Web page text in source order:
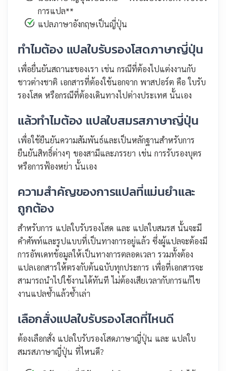
การแปล**
แปลภาษาอังกฤษเป็นญี่ปุ่น
ทำไมต้อง แปลใบรับรองโสดภาษาญี่ปุ่น
เพื่อยื่นยันสถานะของเรา เช่น กรณีที่ต้องไปแต่งงานกับ
ชาวต่างชาติ เอกสารที่ต้องใช้นอกจาก พาสปอร์ต คือ ใบรับ
รองโสด หรือกรณีที่ต้องเดินทางไปต่างประเทศ นั้นเอง
แล้วทำไมต้อง แปลใบสมรสภาษาญี่ปุ่น
เพื่อใช้ยืนยันความสัมพันธ์และเป็นหลักฐานสำหรับการ
ยืนยันสิทธิ์ต่างๆ ของสามีและภรรยา เช่น การรับรองบุตร
หรือการฟ้องหย่า นั้นเอง
ความสำคัญของการแปลที่แม่นยำและ
ถูกต้อง
สำหรับการ แปลใบรับรองโสด และ แปลใบสมรส นั้นจะมี
คำศัพท์และรูปแบบที่เป็นทางการอยู่แล้ว ซึ่งผู้แปลจะต้องมี
การอัพเดทข้อมูลให้เป็นทางการตลอดเวลา รวมทั้งต้อง
แปลเอกสารให้ตรงกับต้นฉบับทุกประการ เพื่อที่เอกสารจะ
สามารถนำไปใช้งานได้ทันที ไม่ต้องเสียเวลากับการแก้ไข
งานแปลซ้ำแล้วซ้ำเล่า
เลือกสั่งแปลใบรับรองโสดที่ไหนดี
ต้องเลือกสั่ง แปลใบรับรองโสดภาษาญี่ปุ่น และ แปลใบ
สมรสภาษาญี่ปุ่น ที่ไหนดี?